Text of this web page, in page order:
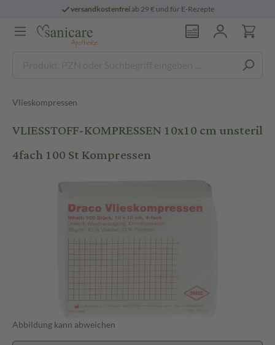
versandkostenfreiab 29 € und für E-Rezepte
Vlieskompressen
VLIESSTOFF-KOMPRESSEN 10x10 cm unsteril
4fach 100 St Kompressen
Abbildung kann abweichen